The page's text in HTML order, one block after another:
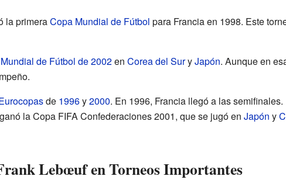
la primeraCopa Mundial de Fútbol para Francia en 1998. Este
de Fútbol de 2002en Corea del SuryJapón. Aunque en
de 1996y2000. En 1996, Francia llegó a las
la Copa FIFA Confederaciones 2001, que se jugó en Japón y
Lebœuf en Torneos Importantes